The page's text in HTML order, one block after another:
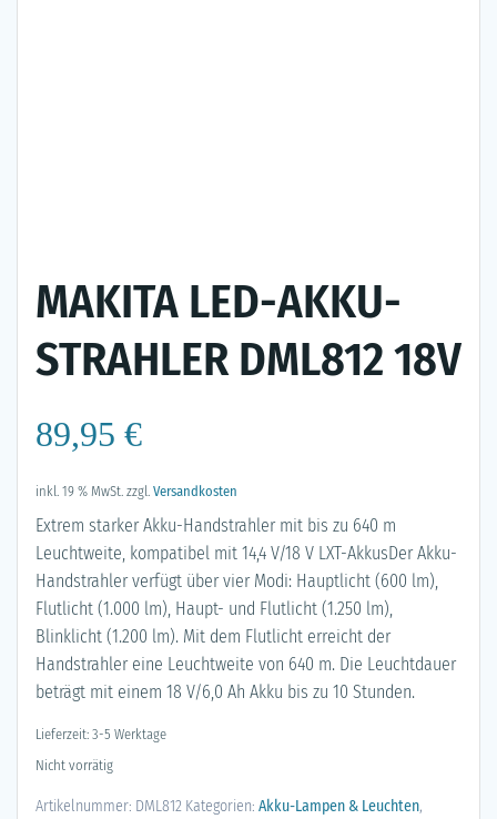
MAKITA LED-AKKU-
STRAHLER DML812 18V
89,95 €
inkl. 19 % MwSt. zzgl. Versandkosten
Extrem starker Akku-Handstrahler mit bis zu 640 m
Leuchtweite, kompatibel mit 14,4 V/18 V LXT-AkkusDer Akku-
Handstrahler verfügt über vier Modi: Hauptlicht (600 lm),
Flutlicht (1.000 lm), Haupt- und Flutlicht (1.250 lm),
Blinklicht (1.200 lm). Mit dem Flutlicht erreicht der
Handstrahler eine Leuchtweite von 640 m. Die Leuchtdauer
beträgt mit einem 18 V/6,0 Ah Akku bis zu 10 Stunden.
Lieferzeit: 3-5 Werktage
Nicht vorrätig
Artikelnummer: DML812 Kategorien: Akku-Lampen & Leuchten,